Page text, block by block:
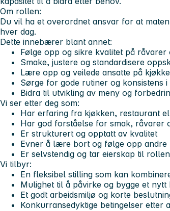
Om rollen:
Du vil ha et overordnet ansvar for at
hver dag.
Dette innebærer blant annet:
Følge opp og sikre kvalitet på råvarer
Smake, justere og standardisere
Lære opp og veilede ansatte på
Sørge for gode rutiner og konsistens
Bidra til utvikling av meny og
Vi ser etter deg som:
Har erfaring fra kjøkken, restaurant
Har god forståelse for smak, råvarer
Er strukturert og opptatt av kvalitet
Evner å lære bort og følge opp andre
Er selvstendig og tar eierskap til rollen
Vi tilbyr:
En fleksibel stilling som kan
Mulighet til å påvirke og bygge et nytt
Et godt arbeidsmiljø og korte
Konkurransedyktige betingelser etter